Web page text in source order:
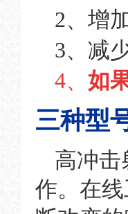
2、增
3、减
4、 如
三种型
高冲击
作。在